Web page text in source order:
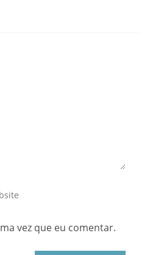
vez que eu comentar.